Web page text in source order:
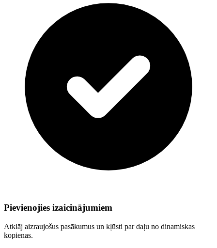
Pievienojies izaicinājumiem
Atklāj aizraujošus pasākumus un kļūsti par daļu no dinamiskas
kopienas.